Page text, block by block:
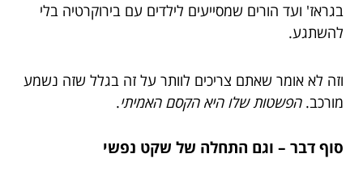
בגראז' ועד הורים שמסייעים לילדים עם בירוקרטיה בלי
להשתגע.
וזה לא אומר שאתם צריכים לוותר על זה בגלל שזה נשמע
מורכב.הפשטות שלו היא הקסם האמיתי.
סוף דבר – וגם התחלה של שקט נפשי